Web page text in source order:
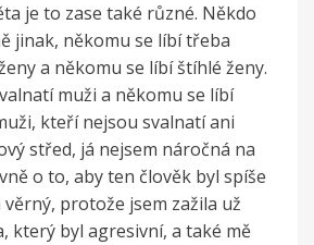
je to zase také různé. Někdo
jinak, někomu se líbí třeba
a někomu se líbí štíhlé ženy.
muži a někomu se líbí
kteří nejsou svalnatí ani
střed, já nejsem náročná na
o to, aby ten člověk byl spíše
protože jsem zažila už
který byl agresivní, a také mě